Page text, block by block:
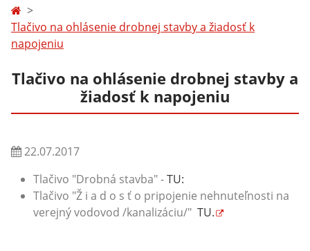
Tlačivo na ohlásenie drobnej stavby a žiadosť k
napojeniu
Tlačivo na ohlásenie drobnej stavby a
žiadosť k napojeniu
22.07.2017
Tlačivo "Drobná stavba" -TU:
Tlačivo "Ž i a d o s ť o pripojenie nehnuteľnosti na
verejný vodovod /kanalizáciu/" TU.